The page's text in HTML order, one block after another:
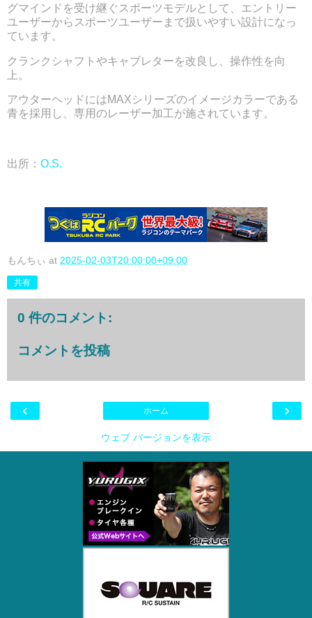
グマインドを受け継ぐスポーツモデルとして、エントリー
ユーザーからスポーツユーザーまで扱いやすい設計になっ
ています。
クランクシャフトやキャブレターを改良し、操作性を向
上。
アウターヘッドにはMAXシリーズのイメージカラーである
青を採用し、専用のレーザー加工が施されています。
出所： O.S.
もんちぃ at 2025-02-03T20:00:00+09:00
共有
0 件のコメント:
コメントを投稿
‹ ›
ホーム
ウェブ バージョンを表示